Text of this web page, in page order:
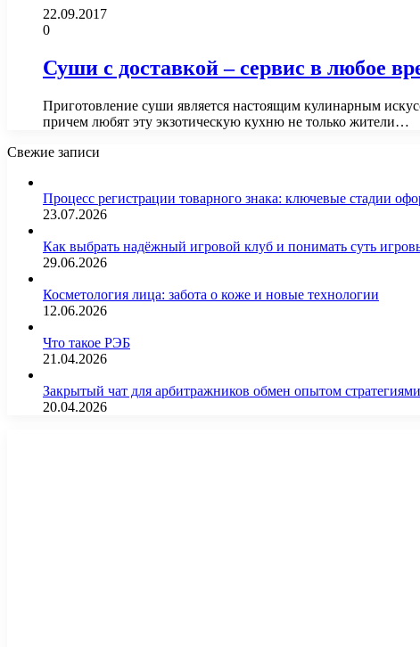
22.09.2017
0
Суши с доставкой – сервис в любое
Приготовление суши является настоящим кулинарным
причем любят эту экзотическую кухню не только жители…
Свежие записи
Процесс регистрации товарного знака: ключевые стадии
23.07.2026
Как выбрать надёжный игровой клуб и понимать суть
29.06.2026
Косметология лица: забота о коже и новые технологии
12.06.2026
Что такое РЭБ
21.04.2026
Закрытый чат для арбитражников обмен опытом
20.04.2026